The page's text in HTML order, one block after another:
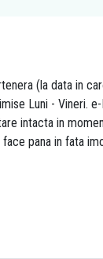
(la data in
Luni - Vineri.
intacta in
pana in fata